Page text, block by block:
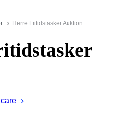
Herre Fritidstasker Auktion